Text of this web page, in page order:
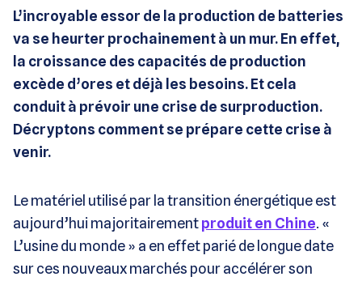
L’incroyable essor de la production de batteries
va se heurter prochainement à un mur. En effet,
la croissance des capacités de production
excède d’ores et déjà les besoins. Et cela
conduit à prévoir une crise de surproduction.
Décryptons comment se prépare cette crise à
venir.
Le matériel utilisé par la transition énergétique est
aujourd’hui majoritairementproduit en Chine. «
L’usine du monde » a en effet parié de longue date
sur ces nouveaux marchés pour accélérer son